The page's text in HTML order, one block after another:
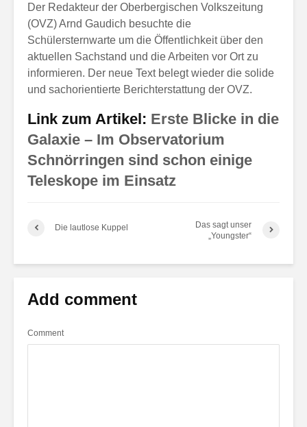
Der Redakteur der Oberbergischen Volkszeitung
(OVZ) Arnd Gaudich besuchte die
Schülersternwarte um die Öffentlichkeit über den
aktuellen Sachstand und die Arbeiten vor Ort zu
informieren. Der neue Text belegt wieder die solide
und sachorientierte Berichterstattung der OVZ.
Link zum Artikel: Erste Blicke in die
Galaxie – Im Observatorium
Schnörringen sind schon einige
Teleskope im Einsatz
Die lautlose Kuppel
Das sagt unser
„Youngster“
Add comment
Comment